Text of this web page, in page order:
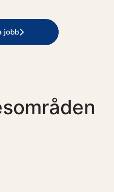
jobb
specialister